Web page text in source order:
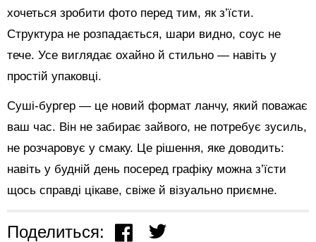
хочеться зробити фото перед тим, як з’їсти.
Структура не розпадається, шари видно, соус не
тече. Усе виглядає охайно й стильно — навіть у
простій упаковці.
Суші-бургер — це новий формат ланчу, який поважає
ваш час. Він не забирає зайвого, не потребує зусиль,
не розчаровує у смаку. Це рішення, яке доводить:
навіть у будній день посеред графіку можна з’їсти
щось справді цікаве, свіже й візуально приємне.
Поделиться: